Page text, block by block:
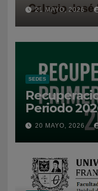
21 MAYO, 2026
SEDES
Periodo
20 MAYO, 2026